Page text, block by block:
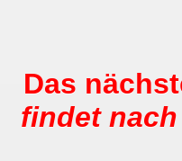
Das
findet